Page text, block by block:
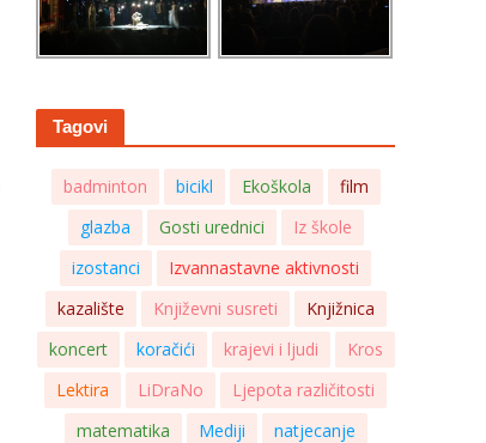
Tagovi
badminton bicikl Ekoškola
film
glazba
Gosti urednici
Iz škole
izostanci
Izvannastavne aktivnosti
kazalište
Književni susreti
Knjižnica
koncert
koračići krajevi i ljudi
Kros
Lektira
LiDraNo
Ljepota različitosti
matematika
Mediji
natjecanje